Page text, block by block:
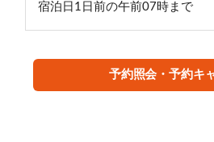
宿泊日1日前の午前07時まで
予約照会・予約キ